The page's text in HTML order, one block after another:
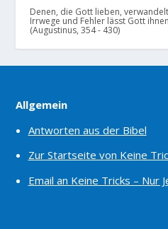
Denen, die Gott lieben,
Irrwege und Fehler lässt Gott
(Augustinus, 354 - 430)
Allgemein
Antworten aus der Bibel
Zur Startseite von Keine
Email an Keine Tricks – Nur